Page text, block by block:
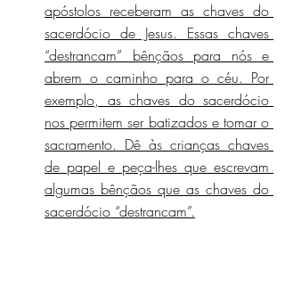
apóstolos receberam as chaves do
sacerdócio de Jesus. Essas chaves
“destrancam” bênçãos para nós e
abrem o caminho para o céu. Por
exemplo, as chaves do sacerdócio
nos permitem ser batizados e tomar o
sacramento. Dê às crianças chaves
de papel e peça-lhes que escrevam
algumas bênçãos que as chaves do
sacerdócio “destrancam”.